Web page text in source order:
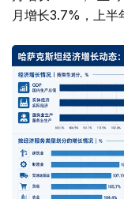
月增长3.7%，上半